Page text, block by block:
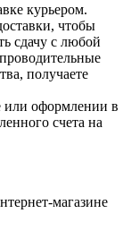
курьером.
чтобы
сдачу с любой
получаете
или оформлении в
счета на
магазине